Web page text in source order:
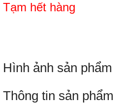
Tạm hết hàng
Hình ảnh sản phẩm
Thông tin sản phẩm